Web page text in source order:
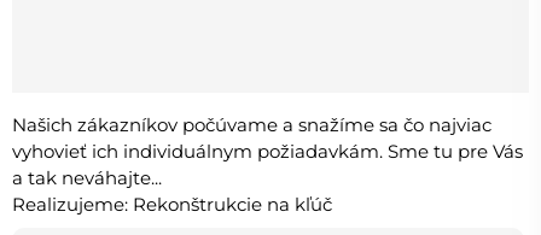
Našich zákazníkov počúvame a snažíme sa čo najviac
vyhovieť ich individuálnym požiadavkám. Sme tu pre Vás
a tak neváhajte...
Realizujeme: Rekonštrukcie na kľúč